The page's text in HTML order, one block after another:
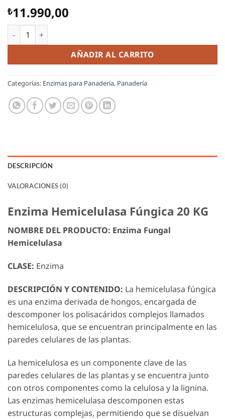
₺11.990,00
Enzima Hemicelulasa Fúngica 20 KG cantidad
AÑADIR AL CARRITO
Categorías: Enzimas para Panadería, Panadería
DESCRIPCIÓN
VALORACIONES (0)
Enzima Hemicelulasa Fúngica 20 KG
NOMBRE DEL PRODUCTO: Enzima Fungal
Hemicelulasa
CLASE: Enzima
DESCRIPCIÓN Y CONTENIDO: La hemicelulasa fúngica
es una enzima derivada de hongos, encargada de
descomponer los polisacáridos complejos llamados
hemicelulosa, que se encuentran principalmente en las
paredes celulares de las plantas.
La hemicelulosa es un componente clave de las
paredes celulares de las plantas y se encuentra junto
con otros componentes como la celulosa y la lignina.
Las enzimas hemicelulasa descomponen estas
estructuras complejas, permitiendo que se disuelvan